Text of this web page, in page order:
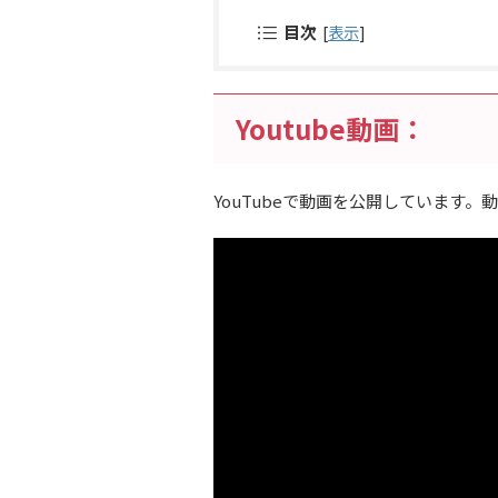
目次 [表示]
Youtube動画：
YouTubeで動画を公開しています。